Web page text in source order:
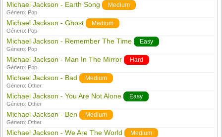
Michael Jackson - Earth Song Medium
Género: Pop
Michael Jackson - Ghost Medium
Género: Pop
Michael Jackson - Remember The Time Easy
Género: Pop
Michael Jackson - Man In The Mirror Hard
Género: Pop
Michael Jackson - Bad Medium
Género:Other
Michael Jackson - You Are Not Alone Easy
Género:Other
Michael Jackson - Ben Medium
Género:Other
Michael Jackson - We Are The World Medium